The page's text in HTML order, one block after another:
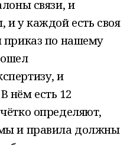
связи, и
и у каждой есть своя
приказ по нашему
и
нём есть 12
определяют,
и правила должны